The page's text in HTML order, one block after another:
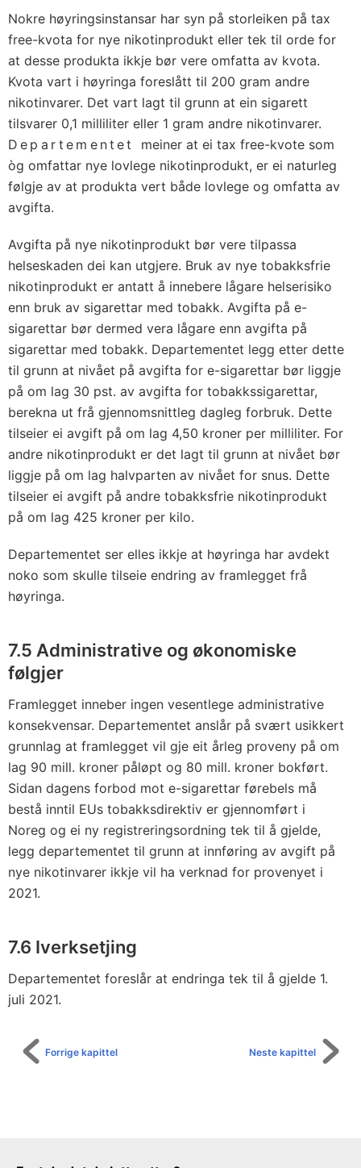
Nokre høyringsinstansar har syn på storleiken på tax
free-kvota for nye nikotinprodukt eller tek til orde for
at desse produkta ikkje bør vere omfatta av kvota.
Kvota vart i høyringa foreslått til 200 gram andre
nikotinvarer. Det vart lagt til grunn at ein sigarett
tilsvarer 0,1 milliliter eller 1 gram andre nikotinvarer.
Departementet meiner at ei tax free-kvote som
òg omfattar nye lovlege nikotinprodukt, er ei naturleg
følgje av at produkta vert både lovlege og omfatta av
avgifta.
Avgifta på nye nikotinprodukt bør vere tilpassa
helseskaden dei kan utgjere. Bruk av nye tobakksfrie
nikotinprodukt er antatt å innebere lågare helserisiko
enn bruk av sigarettar med tobakk. Avgifta på e-
sigarettar bør dermed vera lågare enn avgifta på
sigarettar med tobakk. Departementet legg etter dette
til grunn at nivået på avgifta for e-sigarettar bør liggje
på om lag 30 pst. av avgifta for tobakkssigarettar,
berekna ut frå gjennomsnittleg dagleg forbruk. Dette
tilseier ei avgift på om lag 4,50 kroner per milliliter. For
andre nikotinprodukt er det lagt til grunn at nivået bør
liggje på om lag halvparten av nivået for snus. Dette
tilseier ei avgift på andre tobakksfrie nikotinprodukt
på om lag 425 kroner per kilo.
Departementet ser elles ikkje at høyringa har avdekt
noko som skulle tilseie endring av framlegget frå
høyringa.
7.5 Administrative og økonomiske
følgjer
Framlegget inneber ingen vesentlege administrative
konsekvensar. Departementet anslår på svært usikkert
grunnlag at framlegget vil gje eit årleg proveny på om
lag 90 mill. kroner påløpt og 80 mill. kroner bokført.
Sidan dagens forbod mot e-sigarettar førebels må
bestå inntil EUs tobakksdirektiv er gjennomført i
Noreg og ei ny registreringsordning tek til å gjelde,
legg departementet til grunn at innføring av avgift på
nye nikotinvarer ikkje vil ha verknad for provenyet i
2021.
7.6 Iverksetjing
Departementet foreslår at endringa tek til å gjelde 1.
juli 2021.
Neste kapittel
Forrige kapittel